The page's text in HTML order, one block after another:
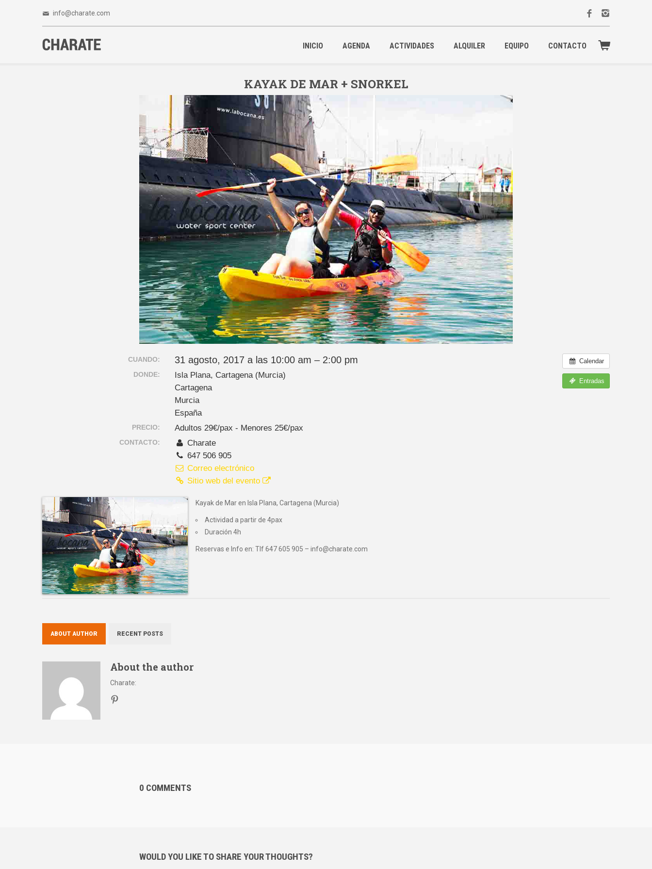
info@charate.com
INICIO AGENDA ACTIVIDADES ALQUILER EQUIPO CONTACTO
KAYAK DE MAR + SNORKEL
Calendar
Entradas
CUANDO: 31 agosto, 2017 a las 10:00 am – 2:00 pm
DONDE:
Isla Plana, Cartagena (Murcia)
Cartagena
Murcia
España
PRECIO: Adultos 29€/pax - Menores 25€/pax
CONTACTO:
Charate
647 506 905
Correo electrónico
Sitio web del evento
Kayak de Mar en Isla Plana, Cartagena (Murcia)
Actividad a partir de 4pax
Duración 4h
Reservas e Info en: Tlf 647 605 905 – info@charate.com
ABOUT AUTHOR RECENT POSTS
About the author
Charate:
0 COMMENTS
WOULD YOU LIKE TO SHARE YOUR THOUGHTS?